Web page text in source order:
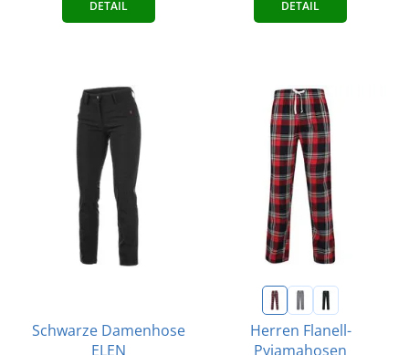
DETAIL DETAIL
Schwarze Damenhose
ELEN
Herren Flanell-
Pyjamahosen